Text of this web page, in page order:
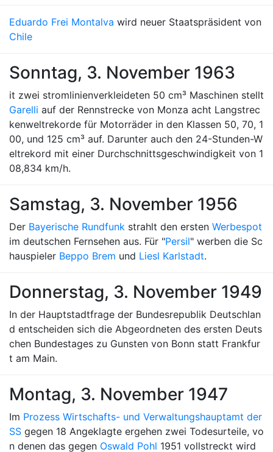
Eduardo Frei Montalva wird neuer Staatspräsident von
Chile
Sonntag, 3. November 1963
it zwei stromlinienverkleideten 50 cm³ Maschinen stellt
Garelli auf der Rennstrecke von Monza acht Langstrec
kenweltrekorde für Motorräder in den Klassen 50, 70, 1
00, und 125 cm³ auf. Darunter auch den 24-Stunden-W
eltrekord mit einer Durchschnittsgeschwindigkeit von 1
08,834 km/h.
Samstag, 3. November 1956
Der Bayerische Rundfunk strahlt den ersten Werbespot
im deutschen Fernsehen aus. Für "Persil" werben die Sc
hauspieler Beppo Brem und Liesl Karlstadt.
Donnerstag, 3. November 1949
In der Hauptstadtfrage der Bundesrepublik Deutschlan
d entscheiden sich die Abgeordneten des ersten Deuts
chen Bundestages zu Gunsten von Bonn statt Frankfur
t am Main.
Montag, 3. November 1947
Im Prozess Wirtschafts- und Verwaltungshauptamt der
SS gegen 18 Angeklagte ergehen zwei Todesurteile, vo
n denen das gegen Oswald Pohl 1951 vollstreckt wird